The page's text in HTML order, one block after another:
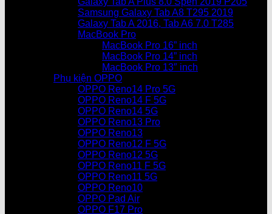
Samsung Galaxy Tab A8 T295 2019
Galaxy Tab A 2016, Tab A6 7.0 T285
MacBook Pro
MacBook Pro 16” inch
MacBook Pro 14” inch
MacBook Pro 13″ inch
Phụ kiện OPPO
OPPO Reno14 Pro 5G
OPPO Reno14 F 5G
OPPO Reno14 5G
OPPO Reno13 Pro
OPPO Reno13
OPPO Reno12 F 5G
OPPO Reno12 5G
OPPO Reno11 F 5G
OPPO Reno11 5G
OPPO Reno10
OPPO Pad Air
OPPO F17 Pro